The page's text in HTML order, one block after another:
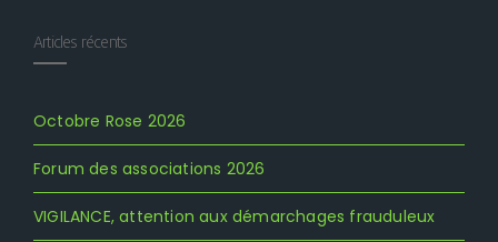
Articles récents
Octobre Rose 2026
Forum des associations 2026
VIGILANCE, attention aux démarchages frauduleux